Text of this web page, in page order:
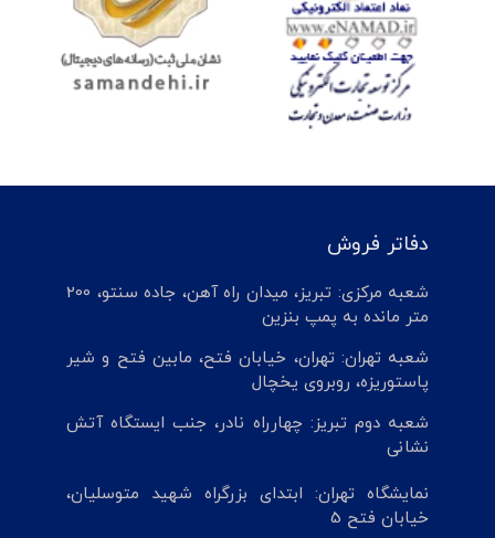
دفاتر فروش
شعبه مرکزی: تبریز، میدان راه آهن، جاده سنتو، 200
متر مانده به پمپ بنزین
شعبه تهران: تهران، خیابان فتح، مابین فتح و شیر
پاستوریزه، روبروی یخچال
شعبه دوم تبریز: چهارراه نادر، جنب ایستگاه آتش
نشانی
نمایشگاه تهران: ابتدای بزرگراه شهید متوسلیان،
خیابان فتح 5